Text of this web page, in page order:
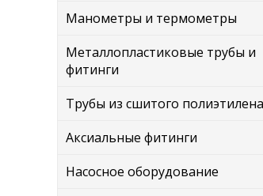
Манометры и термометры
Металлопластиковые трубы и
фитинги
Трубы из сшитого полиэтилена
Аксиальные фитинги
Насосное оборудование